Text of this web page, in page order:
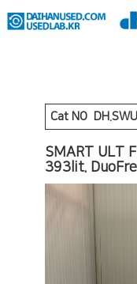
Cat NO
SMART ULT
393lit.